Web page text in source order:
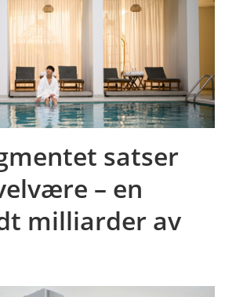
satser
– en
milliarder av